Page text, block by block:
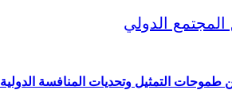
طموحات التمثيل وتحديات المنافسة الدولية